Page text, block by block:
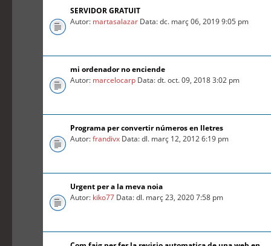
SERVIDOR GRATUIT
Autor: martasalazar Data: dc. març 06, 2019 9:05 pm
mi ordenador no enciende
Autor: marcelocarp Data: dt. oct. 09, 2018 3:02 pm
Programa per convertir números en lletres
Autor:frandivx Data: dl. març 12, 2012 6:19 pm
Urgent per a la meva noia
Autor: kiko77 Data: dl. març 23, 2020 7:58 pm